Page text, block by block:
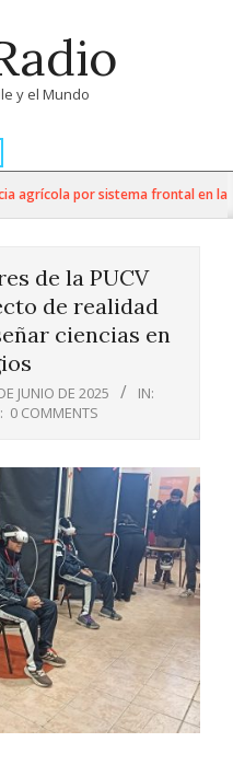
y el Mundo
por sistema frontal en la
de la PUCV
de realidad
ciencias en
JUNIO DE 2025
IN:
0 COMMENTS